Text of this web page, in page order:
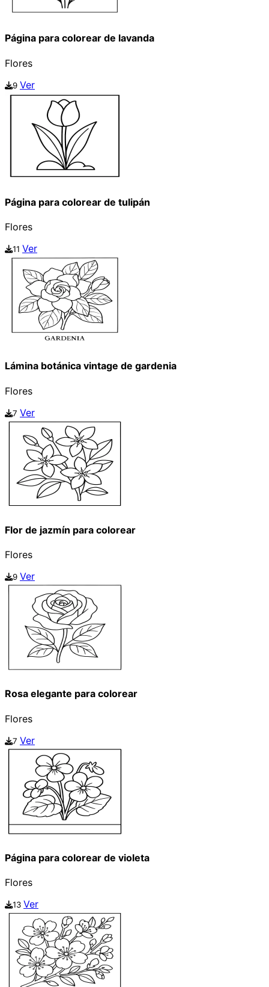
Página para colorear de lavanda
Flores
9 Ver
Página para colorear de tulipán
Flores
11 Ver
Lámina botánica vintage de gardenia
Flores
7 Ver
Flor de jazmín para colorear
Flores
9 Ver
Rosa elegante para colorear
Flores
7 Ver
Página para colorear de violeta
Flores
13 Ver